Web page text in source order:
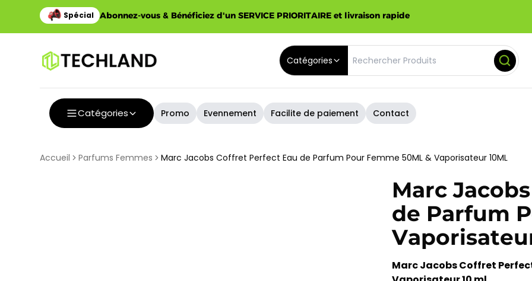
Abonnez-vous & Bénéficiez d'un SERVICE PRIORITAIRE et livraison rapide
Catégories
Catégories Promo Evennement Facilite de paiement Contact
Accueil Parfums Femmes Marc Jacobs Coffret Perfect Eau de Parfum Pour Femme 50ML & Vaporisateur 10ML
Marc
de Parfum
Marc Jacobs Coffret